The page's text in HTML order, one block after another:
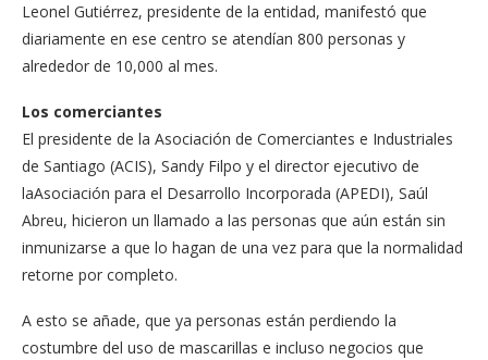
Leonel Gutiérrez, presidente de la entidad, manifestó que
diariamente en ese centro se atendían 800 personas y
alrededor de 10,000 al mes.
Los comerciantes
El presidente de la Asociación de Comerciantes e Industriales
de Santiago (ACIS), Sandy Filpo y el director ejecutivo de
laAsociación para el Desarrollo Incorporada (APEDI), Saúl
Abreu, hicieron un llamado a las personas que aún están sin
inmunizarse a que lo hagan de una vez para que la normalidad
retorne por completo.
A esto se añade, que ya personas están perdiendo la
costumbre del uso de mascarillas e incluso negocios que